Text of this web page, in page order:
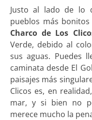
Justo al lado de lo
pueblos más
Charco de Los
Verde, debido al
sus aguas. Puedes
caminata desde El
paisajes más
Clicos es, en
mar, y si bien no
merece mucho la